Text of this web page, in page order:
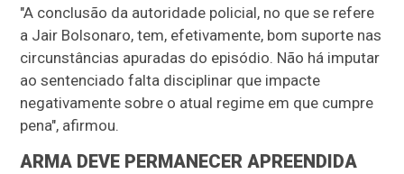
"A conclusão da autoridade policial, no que se refere
a Jair Bolsonaro, tem, efetivamente, bom suporte nas
circunstâncias apuradas do episódio. Não há imputar
ao sentenciado falta disciplinar que impacte
negativamente sobre o atual regime em que cumpre
pena", afirmou.
ARMA DEVE PERMANECER APREENDIDA